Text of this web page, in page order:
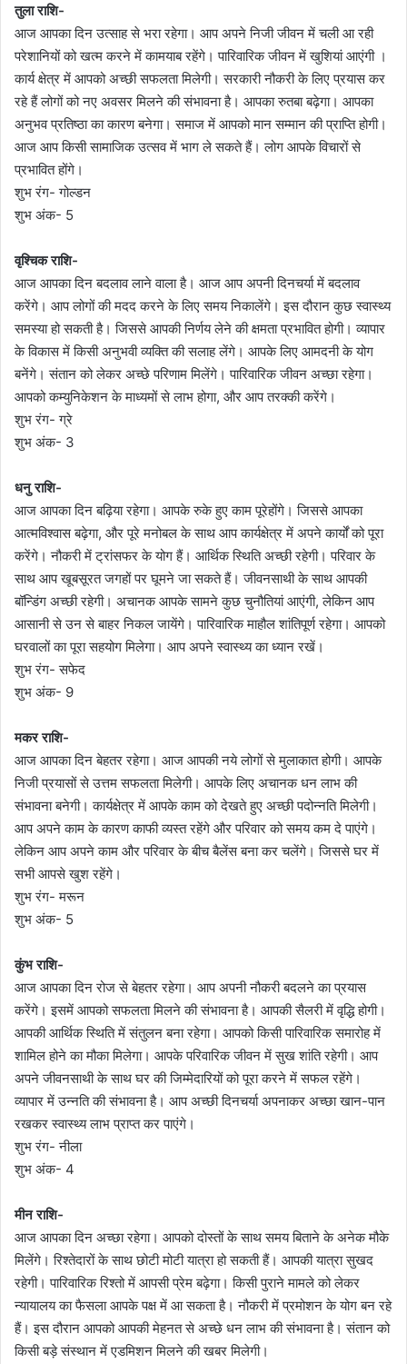
तुला राशि-
आज आपका दिन उत्साह से भरा रहेगा। आप अपने निजी जीवन में चली आ रही
परेशानियों को खत्म करने में कामयाब रहेंगे। पारिवारिक जीवन में खुशियां आएंगी ।
कार्य क्षेत्र में आपको अच्छी सफलता मिलेगी। सरकारी नौकरी के लिए प्रयास कर
रहे हैं लोगों को नए अवसर मिलने की संभावना है। आपका रुतबा बढ़ेगा। आपका
अनुभव प्रतिष्ठा का कारण बनेगा। समाज में आपको मान सम्मान की प्राप्ति होगी।
आज आप किसी सामाजिक उत्सव में भाग ले सकते हैं। लोग आपके विचारों से
प्रभावित होंगे।
शुभ रंग- गोल्डन
शुभ अंक- 5
वृश्चिक राशि-
आज आपका दिन बदलाव लाने वाला है। आज आप अपनी दिनचर्या में बदलाव
करेंगे। आप लोगों की मदद करने के लिए समय निकालेंगे। इस दौरान कुछ स्वास्थ्य
समस्या हो सकती है। जिससे आपकी निर्णय लेने की क्षमता प्रभावित होगी। व्यापार
के विकास में किसी अनुभवी व्यक्ति की सलाह लेंगे। आपके लिए आमदनी के योग
बनेंगे। संतान को लेकर अच्छे परिणाम मिलेंगे। पारिवारिक जीवन अच्छा रहेगा।
आपको कम्युनिकेशन के माध्यमों से लाभ होगा, और आप तरक्की करेंगे।
शुभ रंग- ग्रे
शुभ अंक- 3
धनु राशि-
आज आपका दिन बढ़िया रहेगा। आपके रुके हुए काम पूरेहोंगे। जिससे आपका
आत्मविश्वास बढ़ेगा, और पूरे मनोबल के साथ आप कार्यक्षेत्र में अपने कार्यों को पूरा
करेंगे। नौकरी में ट्रांसफर के योग हैं। आर्थिक स्थिति अच्छी रहेगी। परिवार के
साथ आप खूबसूरत जगहों पर घूमने जा सकते हैं। जीवनसाथी के साथ आपकी
बॉन्डिंग अच्छी रहेगी। अचानक आपके सामने कुछ चुनौतियां आएंगी, लेकिन आप
आसानी से उन से बाहर निकल जायेंगे। पारिवारिक माहौल शांतिपूर्ण रहेगा। आपको
घरवालों का पूरा सहयोग मिलेगा। आप अपने स्वास्थ्य का ध्यान रखें।
शुभ रंग- सफेद
शुभ अंक- 9
मकर राशि-
आज आपका दिन बेहतर रहेगा। आज आपकी नये लोगों से मुलाकात होगी। आपके
निजी प्रयासों से उत्तम सफलता मिलेगी। आपके लिए अचानक धन लाभ की
संभावना बनेगी। कार्यक्षेत्र में आपके काम को देखते हुए अच्छी पदोन्नति मिलेगी।
आप अपने काम के कारण काफी व्यस्त रहेंगे और परिवार को समय कम दे पाएंगे।
लेकिन आप अपने काम और परिवार के बीच बैलेंस बना कर चलेंगे। जिससे घर में
सभी आपसे खुश रहेंगे।
शुभ रंग- मरून
शुभ अंक- 5
कुंभ राशि-
आज आपका दिन रोज से बेहतर रहेगा। आप अपनी नौकरी बदलने का प्रयास
करेंगे। इसमें आपको सफलता मिलने की संभावना है। आपकी सैलरी में वृद्धि होगी।
आपकी आर्थिक स्थिति में संतुलन बना रहेगा। आपको किसी पारिवारिक समारोह में
शामिल होने का मौका मिलेगा। आपके परिवारिक जीवन में सुख शांति रहेगी। आप
अपने जीवनसाथी के साथ घर की जिम्मेदारियों को पूरा करने में सफल रहेंगे।
व्यापार में उन्नति की संभावना है। आप अच्छी दिनचर्या अपनाकर अच्छा खान-पान
रखकर स्वास्थ्य लाभ प्राप्त कर पाएंगे।
शुभ रंग- नीला
शुभ अंक- 4
मीन राशि-
आज आपका दिन अच्छा रहेगा। आपको दोस्तों के साथ समय बिताने के अनेक मौके
मिलेंगे। रिश्तेदारों के साथ छोटी मोटी यात्रा हो सकती हैं। आपकी यात्रा सुखद
रहेगी। पारिवारिक रिश्तो में आपसी प्रेम बढ़ेगा। किसी पुराने मामले को लेकर
न्यायालय का फैसला आपके पक्ष में आ सकता है। नौकरी में प्रमोशन के योग बन रहे
हैं। इस दौरान आपको आपकी मेहनत से अच्छे धन लाभ की संभावना है। संतान को
किसी बड़े संस्थान में एडमिशन मिलने की खबर मिलेगी।